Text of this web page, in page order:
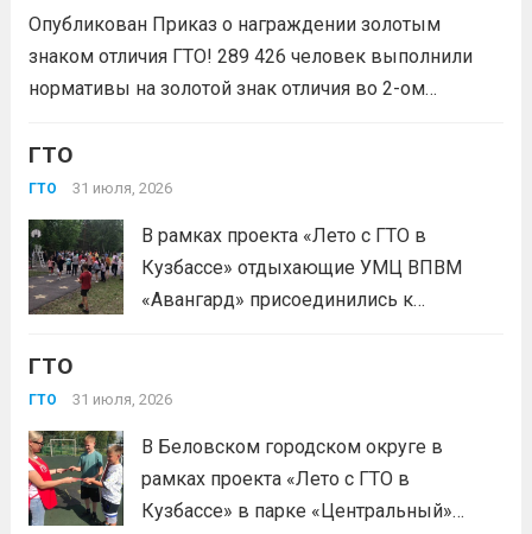
1сезон»! Проект направлен на
популяризацию Всероссийского
физкультурно-спортивного комплекса
Опубликован Приказ о награждении золотым
знаком отличия ГТО! 289 426 человек выполнили
нормативы на золотой знак отличия во 2-ом
млн человек по всей стране проверили свои силы в
испытаниях ГТО. Приказ...
ГТО
ГТО 31 июля, 2026
В рамках проекта «Лето с ГТО в
Кузбассе» отдыхающие УМЦ ВПВМ
«Авангард» присоединились к
«Авангарда» не просто проверкой
праздником спорта.Поддерживая друг
друга, юноши и девушки показывают
отличные результаты, подтверждая,...
ГТО
ГТО 31 июля, 2026
В Беловском городском округе в
рамках проекта «Лето с ГТО в
Кузбассе» в парке «Центральный»